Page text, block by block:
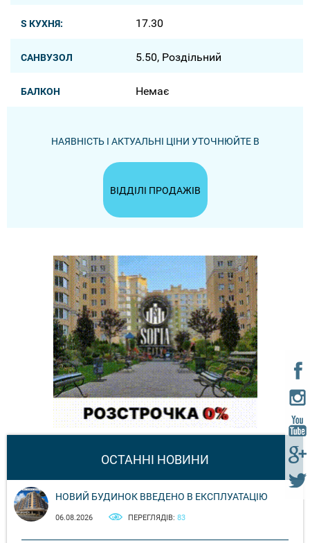
S КУХНЯ: 17.30
САНВУЗОЛ 5.50, Роздільний
БАЛКОН Немає
НАЯВНІСТЬ І АКТУАЛЬНІ ЦІНИ УТОЧНЮЙТЕ В
ВІДДІЛІ ПРОДАЖІВ
ОСТАННІ НОВИНИ
НОВИЙ БУДИНОК ВВЕДЕНО В ЕКСПЛУАТАЦІЮ
06.08.2026 ПЕРЕГЛЯДІВ: 83